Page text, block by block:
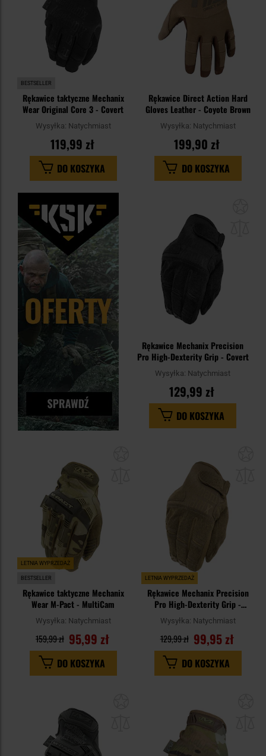
BESTSELLER
Rękawice taktyczne Mechanix
Wear Original Core 3 - Covert
Wysyłka: Natychmiast
119,99 zł
DO KOSZYKA
Rękawice Direct Action Hard
Gloves Leather - Coyote Brown
Wysyłka: Natychmiast
199,90 zł
DO KOSZYKA
Rękawice Mechanix Precision
Pro High-Dexterity Grip - Covert
Wysyłka: Natychmiast
129,99 zł
DO KOSZYKA
LETNIA WYPRZEDAŻ
BESTSELLER
Rękawice taktyczne Mechanix
Wear M-Pact - MultiCam
Wysyłka: Natychmiast
95,99 zł
159,99 zł
DO KOSZYKA
LETNIA WYPRZEDAŻ
Rękawice Mechanix Precision
Pro High-Dexterity Grip -
Coyote
Wysyłka: Natychmiast
99,95 zł
129,99 zł
DO KOSZYKA